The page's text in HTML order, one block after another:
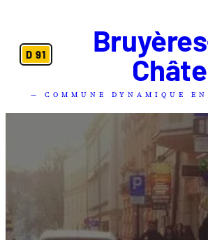
D 91
— COMMUNE DYNAMIQUE